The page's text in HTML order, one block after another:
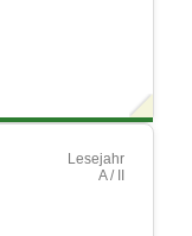
Lesejahr
A / II